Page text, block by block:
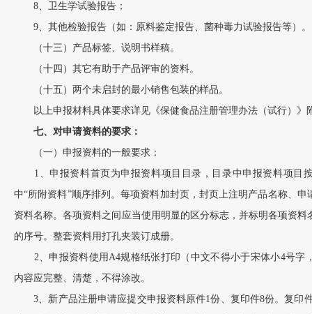
8、卫生学试验报告；
9、其他检验报告（如：原料鉴定报告、菌种毒力试验报告等）。
（十三）产品标签、说明书样稿。
（十四）其它有助于产品评审的资料。
（十五）两个未启封的最小销售包装的样品。
以上申报材料具体要求详见《保健食品注册管理办法（试行）》
七、对申请资料的要求：
（一）申报资料的一般要求：
1、申报资料首页为申报资料项目目录，目录中申报资料项目
中“所附资料”顺序排列。每项资料加封页，封页上注明产品名称、
资料名称。各项资料之间应当使用明显的区分标志，并标明各项资料
的序号。整套资料用打孔夹装订成册。
2、申报资料使用A4规格纸张打印（中文不得小于宋体小4号字
内容应完整、清楚，不得涂改。
3、新产品注册申请应提交申报资料原件1份、复印件8份。复印